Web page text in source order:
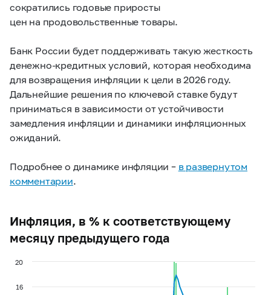
сократились годовые приросты
цен на продовольственные товары.
Банк России будет поддерживать такую жесткость
денежно-кредитных условий, которая необходима
для возвращения инфляции к цели в 2026 году.
Дальнейшие решения по ключевой ставке будут
приниматься в зависимости от устойчивости
замедления инфляции и динамики инфляционных
ожиданий.
Подробнее о динамике инфляции – в развернутом
комментарии.
Инфляция, в % к соответствующему
месяцу предыдущего года
16
20